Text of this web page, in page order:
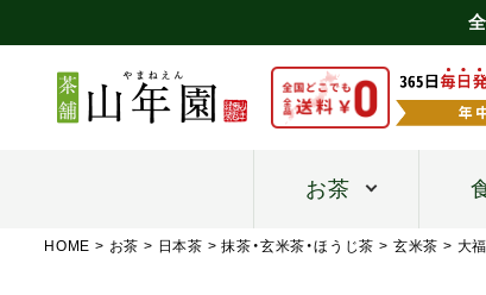
お茶
HOME お茶 日本茶 抹茶・玄米茶・ほうじ茶 玄米茶 大